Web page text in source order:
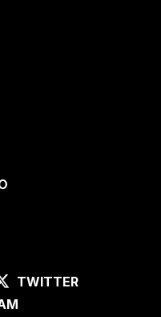
TWITTER